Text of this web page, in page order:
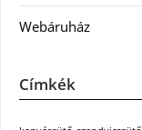
Webáruház
Címkék